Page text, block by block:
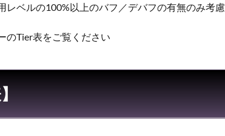
ベルの100%以上のバフ／デバフの有無のみ考慮
のTier表をご覧ください